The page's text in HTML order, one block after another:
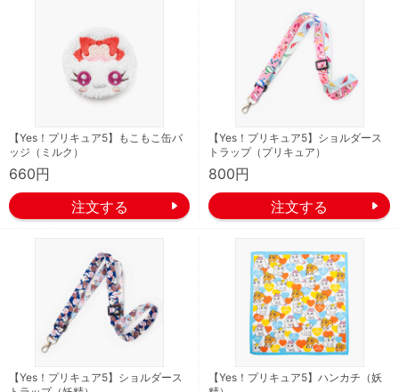
【Yes！プリキュア5】もこもこ缶バ
ッジ（ミルク）
660円
【Yes！プリキュア5】ショルダース
トラップ（プリキュア）
800円
【Yes！プリキュア5】ショルダース
【Yes！プリキュア5】ハンカチ（妖